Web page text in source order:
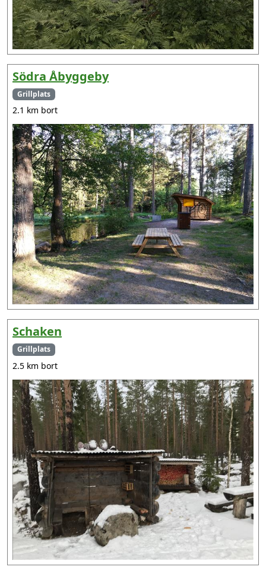
Södra Åbyggeby
Grillplats
2.1 km bort
Schaken
Grillplats
2.5 km bort